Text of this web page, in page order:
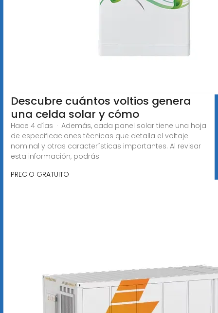
Descubre cuántos voltios genera
una celda solar y cómo
Hace 4 días · Además, cada panel solar tiene una hoja
de especificaciones técnicas que detalla el voltaje
nominal y otras características importantes. Al revisar
esta información, podrás
PRECIO GRATUITO